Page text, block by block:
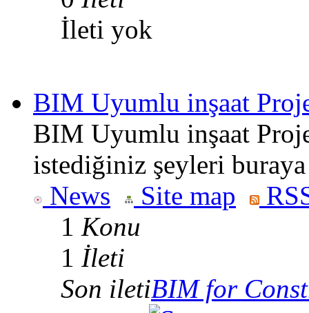
İleti yok
BIM Uyumlu inşaat
BIM Uyumlu inşaat
istediğiniz şeyleri
News
Site map
1 Konu
1 İleti
Son iletiBIM for